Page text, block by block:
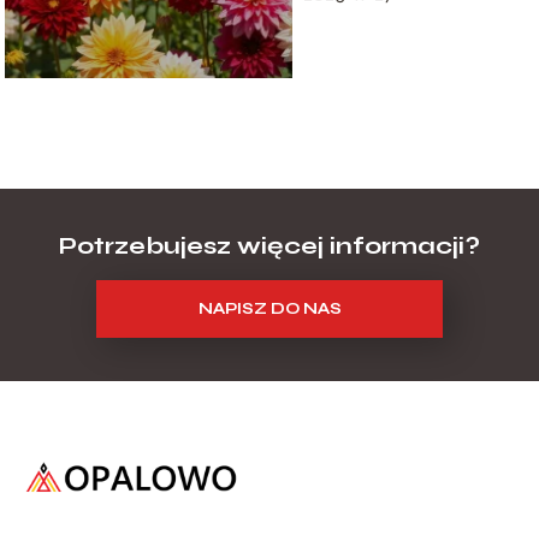
Potrzebujesz więcej informacji?
NAPISZ DO NAS